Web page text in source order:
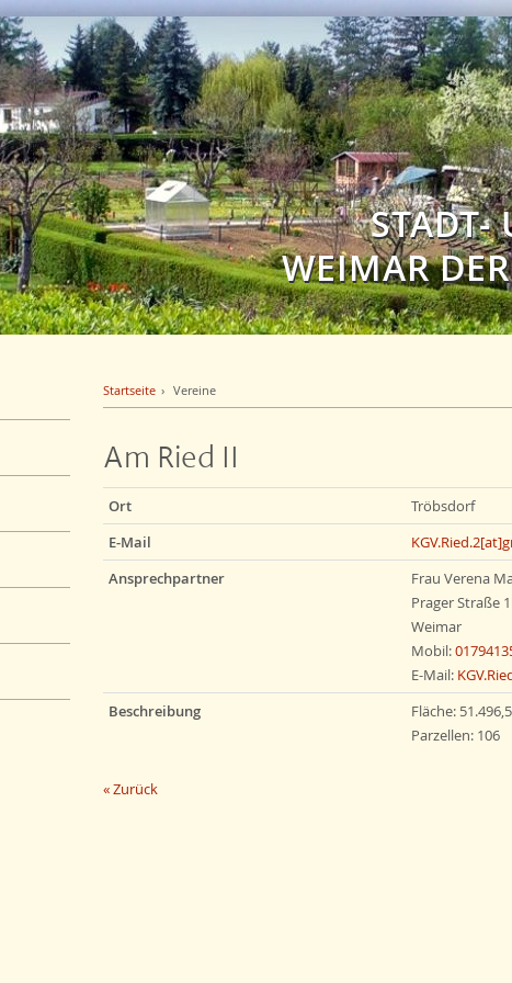
STADT-
WEIMAR
Startseite Vereine
Am Ried II
Ort
Tröbsdorf
E-Mail
Ansprechpartner
Frau Verena
Prager Straße
Weimar
Mobil:
E-Mail:
Beschreibung
Fläche:
Parzellen: 106
« Zurück